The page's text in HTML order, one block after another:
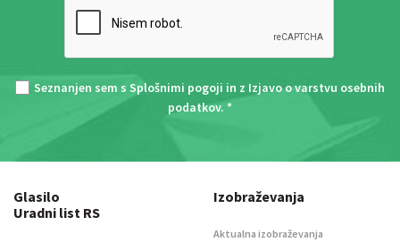
Seznanjen sem s Splošnimi pogoji in z Izjavo o varstvu osebnih
podatkov. *
Glasilo
Uradni list RS
Izobraževanja
Aktualna izobraževanja